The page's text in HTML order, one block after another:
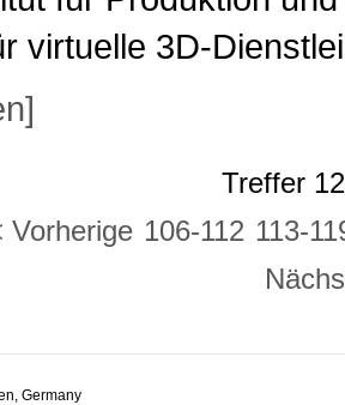
virtuelle 3D-
Treffer
Vorherige 106-112 113-
Germany